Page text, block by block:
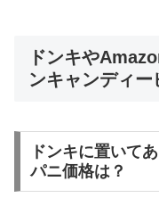
ドンキや
ンキャンディー
ドンキに置いて
パニ価格は？